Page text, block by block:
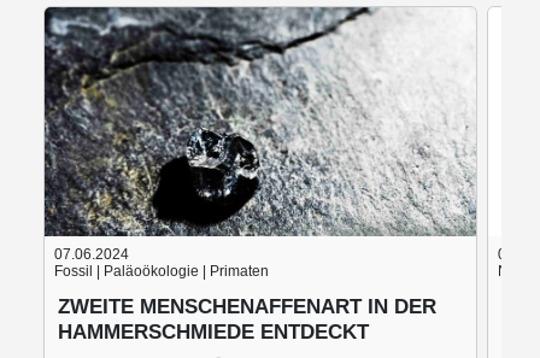
07.06.2024
Fossil | Paläoökologie | Primaten
ZWEITE MENSCHENAFFENART IN DER
HAMMERSCHMIEDE ENTDECKT
Nach